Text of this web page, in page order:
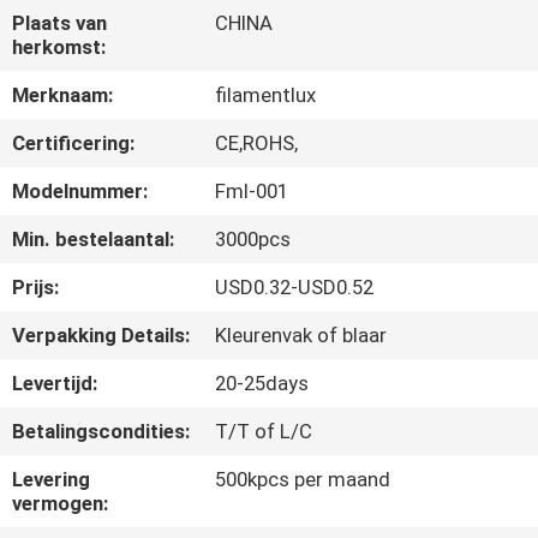
ONGEVEER
ONS
FABRIEKSREIS
CONTACTEER
ONS
OM EEN
CITAAT
Plaats van
herkomst:
CHINA
Merknaam:
filamentlux
Certificering:
CE,ROHS,
Modelnummer:
Fml-001
Min. bestelaantal:
3000pcs
Prijs:
USD0.32-USD0.52
Verpakking Details:
Kleurenvak of blaar
Levertijd:
20-25days
Betalingscondities:
T/T of L/C
Levering
vermogen:
500kpcs per maand